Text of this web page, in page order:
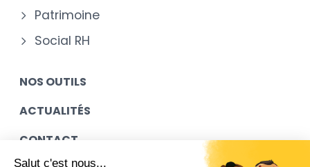
Patrimoine
Social RH
NOS OUTILS
ACTUALITÉS
CONTACT
Salut c'est nous...